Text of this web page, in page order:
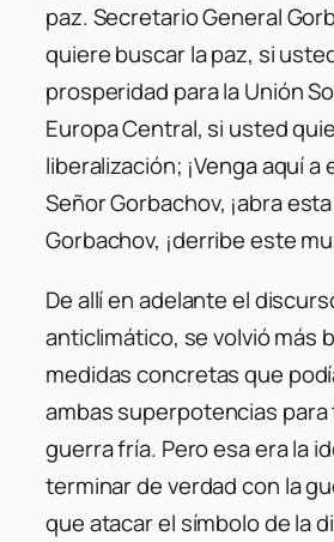
paz. Secretario General
quiere buscar la paz, si
prosperidad para la Unión
Europa Central, si usted
liberalización; ¡Venga aquí
Señor Gorbachov, ¡abra
Gorbachov, ¡derribe este
De allí en adelante el
anticlimático, se volvió más
medidas concretas que
ambas superpotencias
guerra fría. Pero esa era la
terminar de verdad con la
que atacar el símbolo de la